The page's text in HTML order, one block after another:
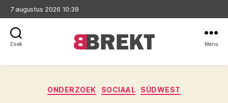
7 augustus 2026 10:39
Zoek Menu
Categorieën
ONDERZOEK SOCIAAL SÚDWEST